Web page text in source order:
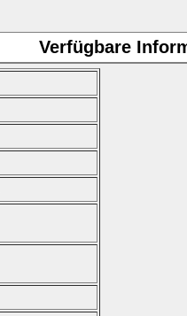
Verfügbare